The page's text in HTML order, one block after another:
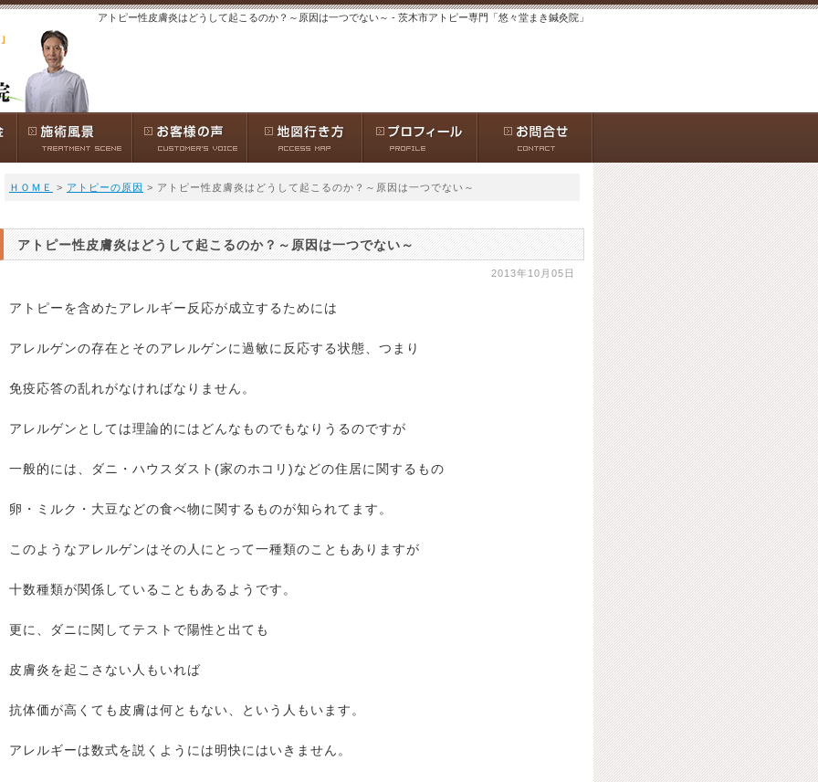
アトピー性皮膚炎はどうして起こるのか？～原因は一つでない～ - 茨木市アトピー専門「悠々堂まき鍼灸院」
ＨＯＭＥ > アトピーの原因 > アトピー性皮膚炎はどうして起こるのか？～原因は一つでない～
アトピー性皮膚炎はどうして起こるのか？～原因は一つでない～
2013年10月05日
アトピーを含めたアレルギー反応が成立するためには
アレルゲンの存在とそのアレルゲンに過敏に反応する状態、つまり
免疫応答の乱れがなければなりません。
アレルゲンとしては理論的にはどんなものでもなりうるのですが
一般的には、ダニ・ハウスダスト(家のホコリ)などの住居に関するもの
卵・ミルク・大豆などの食べ物に関するものが知られてます。
このようなアレルゲンはその人にとって一種類のこともありますが
十数種類が関係していることもあるようです。
更に、ダニに関してテストで陽性と出ても
皮膚炎を起こさない人もいれば
抗体価が高くても皮膚は何ともない、という人もいます。
アレルギーは数式を説くようには明快にはいきません。